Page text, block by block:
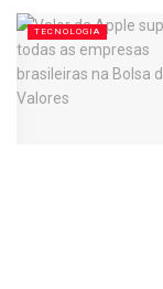
TECNOLOGIA